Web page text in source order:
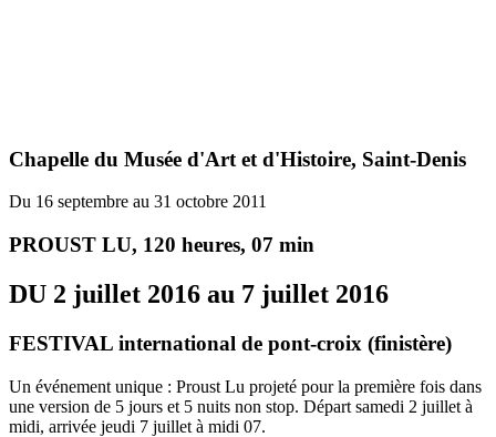
Chapelle du Musée d'Art et d'Histoire, Saint-Denis
Du 16 septembre au 31 octobre 2011
PROUST LU, 120 heures, 07 min
DU 2 juillet 2016 au 7 juillet 2016
FESTIVAL international de pont-croix (finistère)
Un événement unique : Proust Lu projeté pour la première fois dans
une version de 5 jours et 5 nuits non stop. Départ samedi 2 juillet à
midi, arrivée jeudi 7 juillet à midi 07.